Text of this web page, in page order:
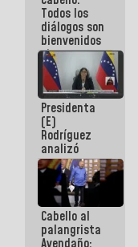
presencial
para el
diálogo
Todos los
diálogos son
bienvenidos
siempre que
estén en el
marco de la
Constitución
de la
República
Presidenta
(E)
Rodríguez
analizó
junto a
gobernadores
planes de
recuperación
del Sistema
Eléctrico
Cabello al
palangrista